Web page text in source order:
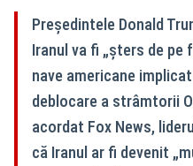
Președintele Donald
Iranul va fi „șters de pe
nave americane
deblocare a strâmtorii
acordat Fox News,
că Iranul ar fi devenit